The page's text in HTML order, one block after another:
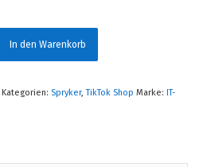
In den Warenkorb
Kategorien: Spryker,TikTok Shop Marke: IT-